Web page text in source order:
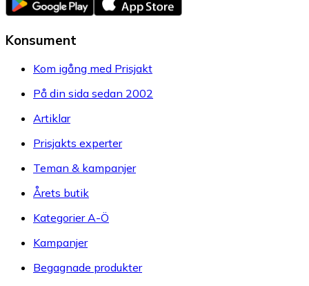
Konsument
Kom igång med Prisjakt
På din sida sedan 2002
Artiklar
Prisjakts experter
Teman & kampanjer
Årets butik
Kategorier A-Ö
Kampanjer
Begagnade produkter